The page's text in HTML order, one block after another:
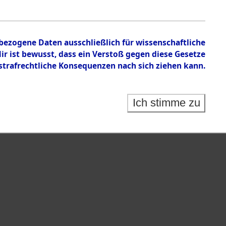
Daten ausschließlich für wissenschaftliche
bewusst, dass ein Verstoß gegen diese Gesetze
Konsequenzen nach sich ziehen kann.
Ich stimme zu